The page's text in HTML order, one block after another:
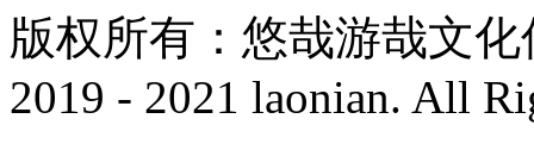
版权所有：悠哉游哉文
2019 - 2021 laonian. All